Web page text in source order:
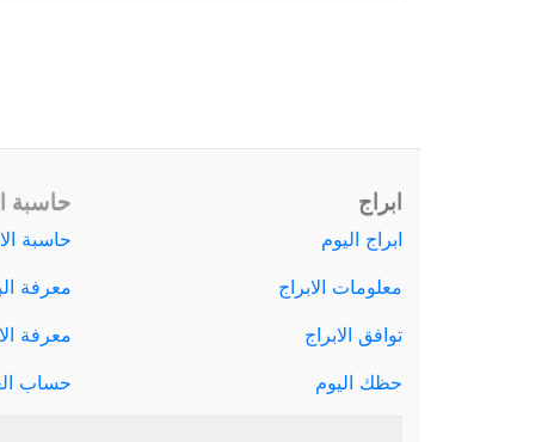
ابراج
ابراج اليوم
معلومات الابراج
توافق الابراج
حظك اليوم
حاسبة
حاسبة
معرفة
معرفة
حساب